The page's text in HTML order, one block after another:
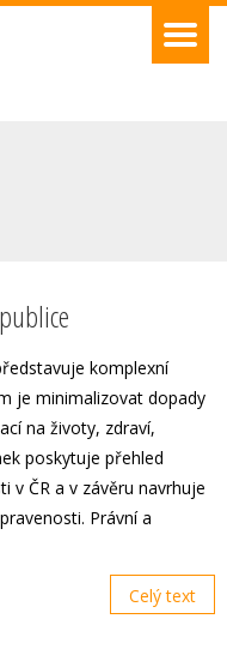
komplexní
je minimalizovat dopady
na životy, zdraví,
poskytuje přehled
v ČR a v závěru navrhuje
Právní a
Celý text